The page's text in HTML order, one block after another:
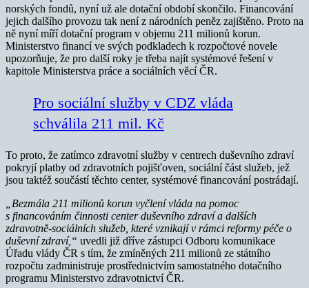
norských fondů, nyní už ale dotační období skončilo. Financování
jejich dalšího provozu tak není z národních peněz zajištěno. Proto na
ně nyní míří dotační program v objemu 211 milionů korun.
Ministerstvo financí ve svých podkladech k rozpočtové novele
upozorňuje, že pro další roky je třeba najít systémové řešení v
kapitole Ministerstva práce a sociálních věcí ČR.
Pro sociální služby v CDZ vláda
schválila 211 mil. Kč
To proto, že zatímco zdravotní služby v centrech duševního zdraví
pokryjí platby od zdravotních pojišťoven, sociální část služeb, jež
jsou taktéž součástí těchto center, systémové financování postrádají.
„Bezmála 211 milionů korun vyčlení vláda na pomoc
s financováním činnosti center duševního zdraví a dalších
zdravotně-sociálních služeb, které vznikají v rámci reformy péče o
duševní zdraví,“ uvedli již dříve zástupci Odboru komunikace
Úřadu vlády ČR s tím, že zmíněných 211 milionů ze státního
rozpočtu zadministruje prostřednictvím samostatného dotačního
programu Ministerstvo zdravotnictví ČR.